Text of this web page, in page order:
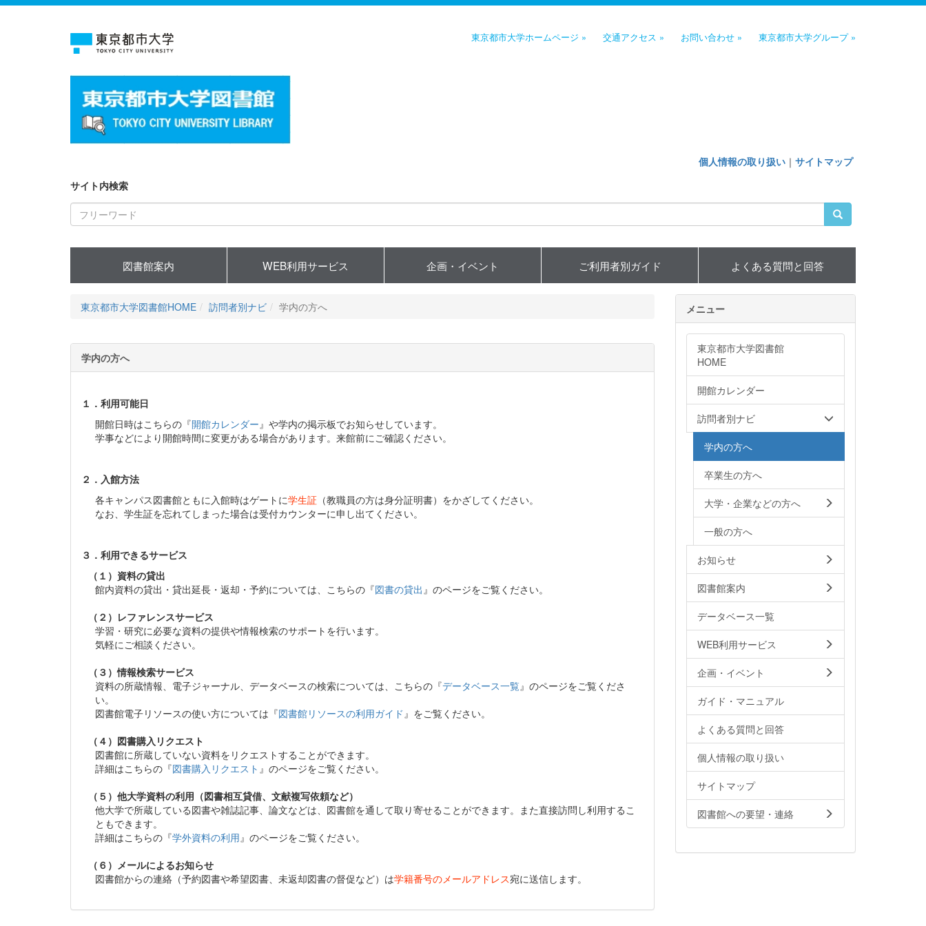
東京都市大学ホームページ » 交通アクセス » お問い合わせ » 東京都市大学グループ »
個人情報の取り扱い ｜ サイトマップ
サイト内検索
図書館案内 WEB利用サービス 企画・イベント ご利用者別ガイド よくある質問と回答
東京都市大学図書館HOME 訪問者別ナビ 学内の方へ
学内の方へ
１．利用可能日
開館日時はこちらの『開館カレンダー 』や学内の掲示板でお知らせしています。
学事などにより開館時間に変更がある場合があります。来館前にご確認ください。
２．入館方法
各キャンパス図書館ともに入館時はゲートに学生証 （教職員の方は身分証明書）をかざしてください。
なお、学生証を忘れてしまった場合は受付カウンターに申し出てください。
３．利用できるサービス
（１）資料の貸出
館内資料の貸出・貸出延長・返却・予約については、こちらの『図書の貸出 』のページをご覧ください。
（２）レファレンスサービス
学習・研究に必要な資料の提供や情報検索のサポートを行います。
気軽にご相談ください。
（３）情報検索サービス
資料の所蔵情報、電子ジャーナル、データベースの検索については、こちらの『データベース一覧』のページをご覧くださ
い。
図書館電子リソースの使い方については『図書館リソースの利用ガイド 』をご覧ください。
（４）図書購入リクエスト
図書館に所蔵していない資料をリクエストすることができます。
詳細はこちらの『図書購入リクエスト 』のページをご覧ください。
（５）他大学資料の利用（図書相互貸借、文献複写依頼など）
他大学で所蔵している図書や雑誌記事、論文などは、図書館を通して取り寄せることができます。また直接訪問し利用するこ
ともできます。
詳細はこちらの『学外資料の利用 』のページをご覧ください。
（６）メールによるお知らせ
図書館からの連絡（予約図書や希望図書、未返却図書の督促など）は学籍番号のメールアドレス宛に送信します。
メニュー
東京都市大学図書館
HOME
開館カレンダー
訪問者別ナビ
学内の方へ
卒業生の方へ
大学・企業などの方へ
一般の方へ
お知らせ
図書館案内
データベース一覧
WEB利用サービス
企画・イベント
ガイド・マニュアル
よくある質問と回答
個人情報の取り扱い
サイトマップ
図書館への要望・連絡